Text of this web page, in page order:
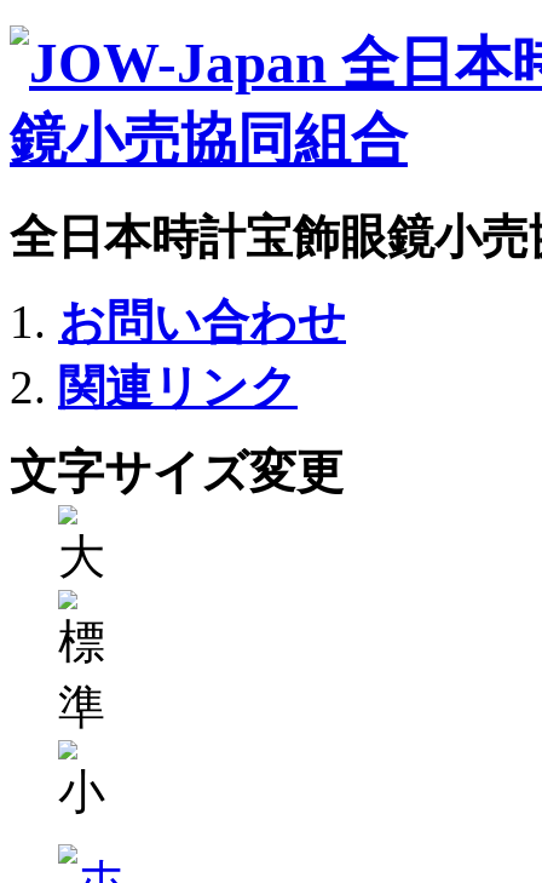
全日本時計宝飾眼鏡小
お問い合わせ
関連リンク
文字サイズ変更